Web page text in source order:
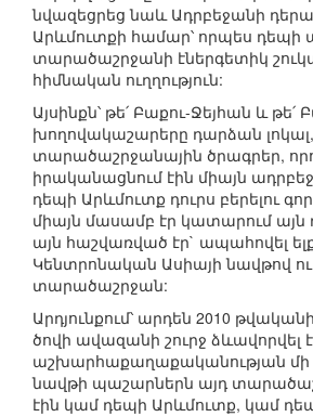
նվազեցրեց նաև Ադրբեջանի
Արևմուտքի համար՝ որպես դեպի
տարածաշրջանի էներգետիկ
հիմնական ուղղություն:
Այսինքն՝ թե՛ Բաքու-Ջեյհան և թե՛
խողովակաշարերը դարձան լոկալ,
տարածաշրջանային ծրագրեր,
իրականացնում էին միայն
դեպի Արևմուտք դուրս բերելու
միայն մասամբ էր կատարում այն
այն հաշվառված էր` ապահովել
Կենտրոնական Ասիայի նավթով
տարածաշրջան:
Արդյունքում՝ արդեն 2010
ծովի ավազանի շուրջ ձևավորվել
աշխարհաքաղաքականության մի
նավթի պաշարներն այդ
էին կամ դեպի Արևմուտք, կամ